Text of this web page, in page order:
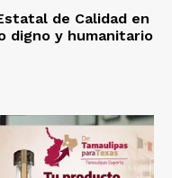
de Calidad en
digno y humanitario